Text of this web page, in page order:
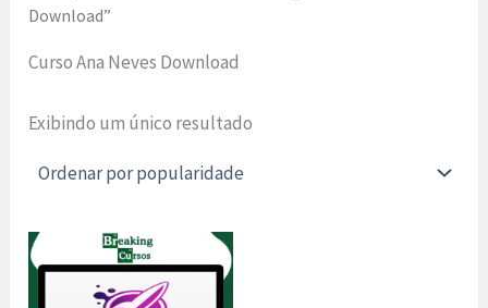
Download”
Curso Ana Neves Download
Exibindo um único resultado